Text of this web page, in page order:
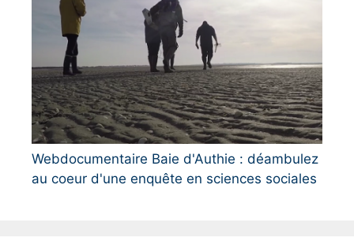
Webdocumentaire Baie d'Authie : déambulez
au coeur d'une enquête en sciences sociales